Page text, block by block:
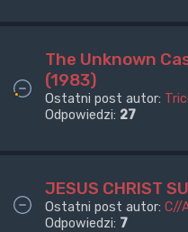
The Unknown
(1983)
Ostatni post autor:
Odpowiedzi: 27
JESUS CHRIST
Ostatni post autor: C//
Odpowiedzi: 7